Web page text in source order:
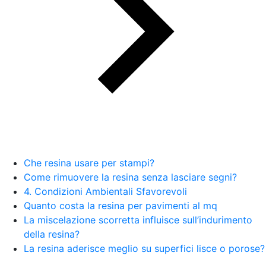
Che resina usare per stampi?
Come rimuovere la resina senza lasciare segni?
4. Condizioni Ambientali Sfavorevoli
Quanto costa la resina per pavimenti al mq
La miscelazione scorretta influisce sull’indurimento
della resina?
La resina aderisce meglio su superfici lisce o porose?